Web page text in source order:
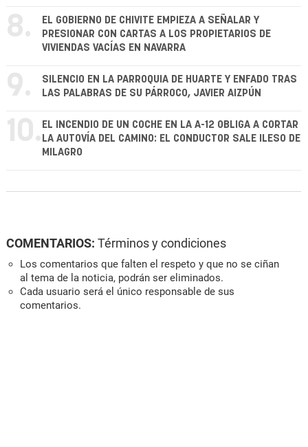
8.
EL GOBIERNO DE CHIVITE EMPIEZA A SEÑALAR Y
PRESIONAR CON CARTAS A LOS PROPIETARIOS DE
VIVIENDAS VACÍAS EN NAVARRA
9.
SILENCIO EN LA PARROQUIA DE HUARTE Y ENFADO TRAS
LAS PALABRAS DE SU PÁRROCO, JAVIER AIZPÚN
10. EL INCENDIO DE UN COCHE EN LA A-12 OBLIGA A CORTAR
LA AUTOVÍA DEL CAMINO: EL CONDUCTOR SALE ILESO DE
MILAGRO
COMENTARIOS: Términos y condiciones
Los comentarios que falten el respeto y que no se ciñan
al tema de la noticia, podrán ser eliminados.
Cada usuario será el único responsable de sus
comentarios.